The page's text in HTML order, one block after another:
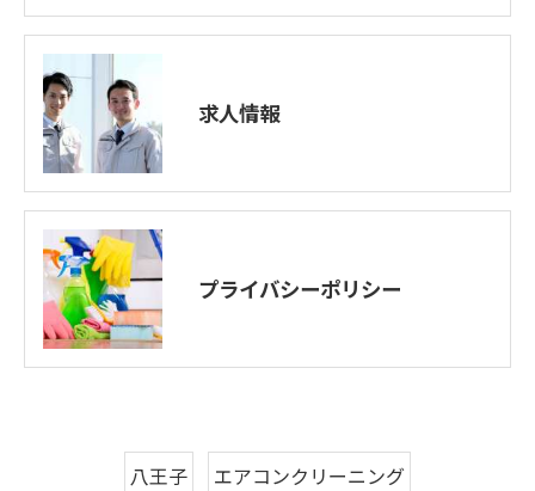
求人情報
プライバシーポリシー
八王子 エアコンクリーニング